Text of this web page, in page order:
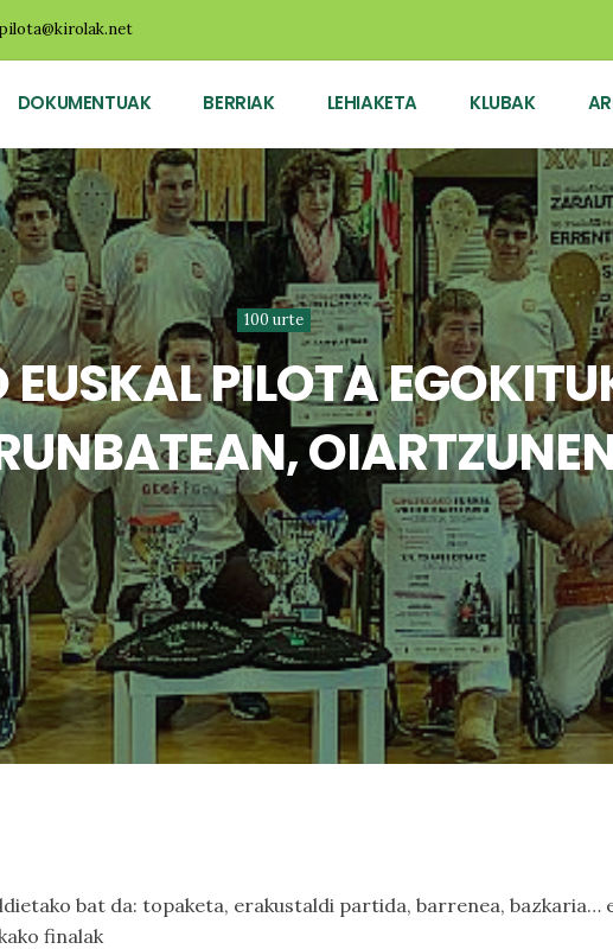
DOKUMENTUAK BERRIAK LEHIAKETA KLUBAK
100 urte
PILOTA
bat da: topaketa, erakustaldi partida, barrenea, bazkaria…
finalak